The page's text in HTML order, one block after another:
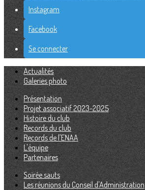
Instagram
Facebook
Se connecter
Actualités
Galeries photo
Présentation
Projet associatif 2023-2025
Histoire du club
Records du club
Records de l'ENAA
L'équipe
Partenaires
Soirée sauts
Les réunions du Conseil d'Administration